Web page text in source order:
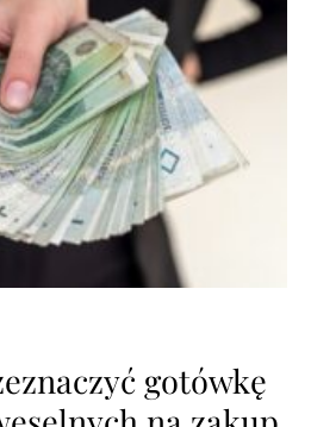
gotówkę